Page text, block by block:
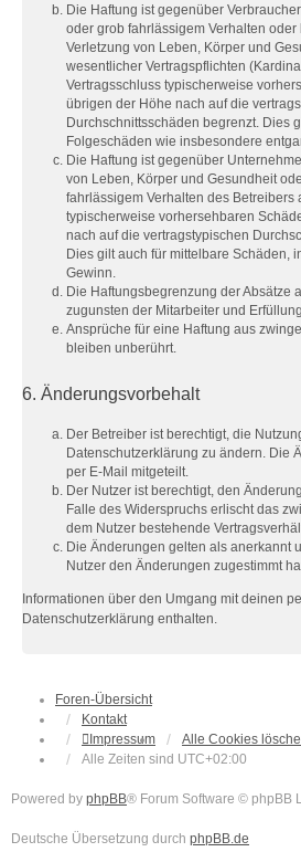
Die Haftung ist gegenüber
oder grob fahrlässigem Verhalten
Verletzung von Leben, Körper und
wesentlicher Vertragspflichten
Vertragsschluss typischerweise
übrigen der Höhe nach auf die
Durchschnittsschäden begrenzt. Dies
Folgeschäden wie insbesondere
Die Haftung ist gegenüber
von Leben, Körper und Gesundheit
fahrlässigem Verhalten des Betreibers
typischerweise vorhersehbaren
nach auf die vertragstypischen
Dies gilt auch für mittelbare Schäden,
Gewinn.
Die Haftungsbegrenzung der Absätze
zugunsten der Mitarbeiter und
Ansprüche für eine Haftung aus
bleiben unberührt.
6. Änderungsvorbehalt
Der Betreiber ist berechtigt, die
Datenschutzerklärung zu ändern. Die
per E-Mail mitgeteilt.
Der Nutzer ist berechtigt, den
Falle des Widerspruchs erlischt das
dem Nutzer bestehende
Die Änderungen gelten als anerkannt
Nutzer den Änderungen zugestimmt
Informationen über den Umgang mit deinen
Datenschutzerklärung enthalten.
Foren-Übersicht
Kontakt
Impressum
Alle Cookies
Alle Zeiten sind UTC+02:00
Powered by phpBB® Forum Software © phpBB
Deutsche Übersetzung durch phpBB.de